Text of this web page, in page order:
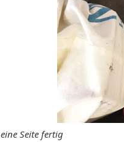
eine Seite fertig